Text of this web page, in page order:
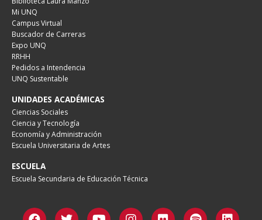
Mi UNQ
Campus Virtual
Buscador de Carreras
Expo UNQ
RRHH
Pedidos a Intendencia
UNQ Sustentable
UNIDADES ACADÉMICAS
Ciencias Sociales
Ciencia y Tecnología
Economía y Administración
Escuela Universitaria de Artes
ESCUELA
Escuela Secundaria de Educación Técnica